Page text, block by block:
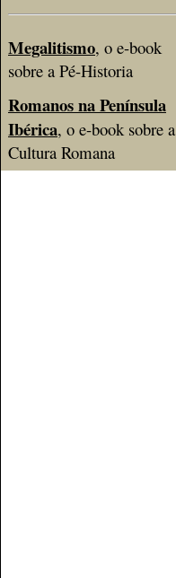
Megalitismo, o e-book
sobre a Pé-Historia
Romanos na Península
Ibérica, o e-book sobre a
Cultura Romana